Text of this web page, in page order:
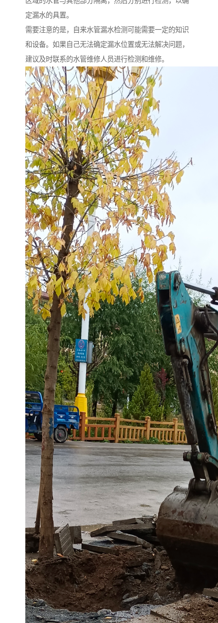
定漏水的具置。
需要注意的是，自来水管漏水检测可能需要一定的知识
和设备。如果自己无法确定漏水位置或无法解决问题，
建议及时联系的水管维修人员进行检测和维修。